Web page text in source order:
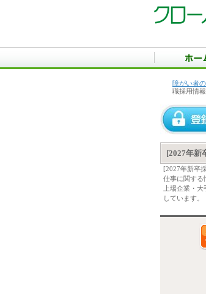
障がい者
職採用情
[2027年新
[2027年新卒
仕事に関する
上場企業・
しています。